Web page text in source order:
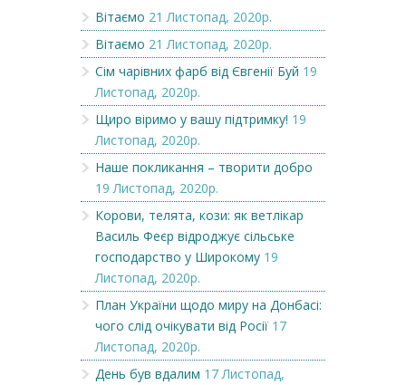
Вітаємо 21 Листопад, 2020р.
Вітаємо 21 Листопад, 2020р.
Сім чарівних фарб від Євгенії Буй 19
Листопад, 2020р.
Щиро віримо у вашу підтримку! 19
Листопад, 2020р.
Наше покликання – творити добро
19 Листопад, 2020р.
Корови, телята, кози: як ветлікар
Василь Феєр відроджує сільське
господарство у Широкому 19
Листопад, 2020р.
План України щодо миру на Донбасі:
чого слід очікувати від Росії 17
Листопад, 2020р.
День був вдалим 17 Листопад,